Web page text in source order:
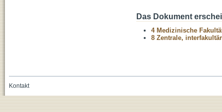
Das Dokument
4 Medizinische
8 Zentrale,
Kontakt